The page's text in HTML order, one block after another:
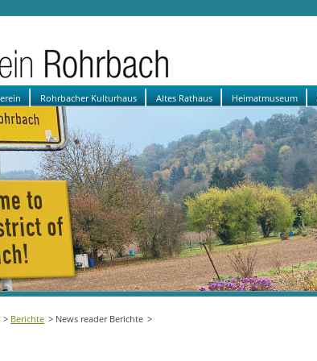
Rohrbacher Kulturhaus Altes Rathaus Heimatmuseum
Berichte News reader Berichte